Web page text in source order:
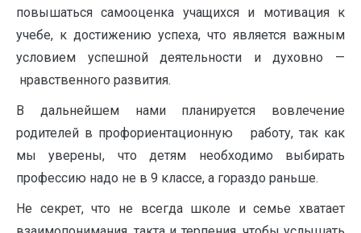
повышаться самооценка учащихся и мотивация к
учебе, к достижению успеха, что является важным
условием успешной деятельности и духовно —
нравственного развития.
В дальнейшем нами планируется вовлечение
родителей в профориентационную работу, так как
мы уверены, что детям необходимо выбирать
профессию надо не в 9 классе, а гораздо раньше.
Не секрет, что не всегда школе и семье хватает